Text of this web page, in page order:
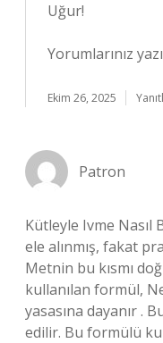
Uğur!
Yorumlarınız
Ekim 26, 2025
Patron
Kütleyle Ivme Nasıl
ele alınmış, fakat
Metnin bu kısmı
kullanılan formül,
yasasına dayanır .
edilir. Bu formülü